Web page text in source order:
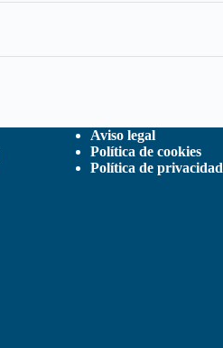
Aviso legal
Política de cookies
Política de privacidad